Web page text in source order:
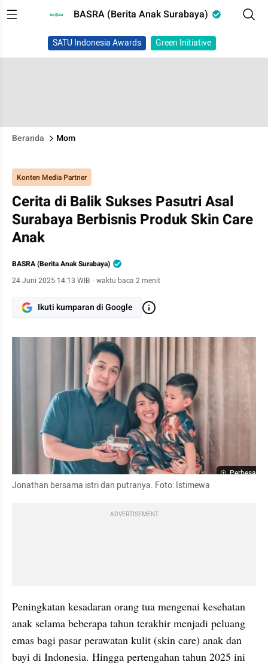
BASRA (Berita Anak Surabaya)
SATU Indonesia Awards Green Initiative
Beranda Mom
Konten Media Partner
Cerita di Balik Sukses Pasutri Asal
Surabaya Berbisnis Produk Skin Care
Anak
BASRA (Berita Anak Surabaya)
24 Juni 2025 14:13 WIB · waktu baca 2 menit
Ikuti kumparan di Google
Perbesar
Jonathan bersama istri dan putranya. Foto: Istimewa
ADVERTISEMENT
Peningkatan kesadaran orang tua mengenai kesehatan
anak selama beberapa tahun terakhir menjadi peluang
emas bagi pasar perawatan kulit (skin care) anak dan
bayi di Indonesia. Hingga pertengahan tahun 2025 ini